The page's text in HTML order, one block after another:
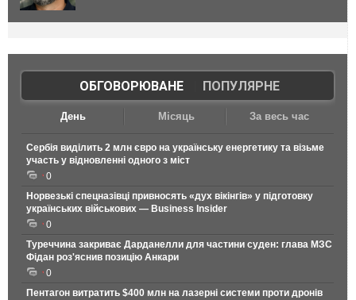
ОБГОВОРЮВАНЕ| ПОПУЛЯРНЕ
День Місяць За весь час
Сербія виділить 2 млн євро на українську енергетику та візьме
участь у відновленні одного з міст
0
Норвезькі спецназівці привносять «дух вікінгів» у підготовку
українських військових — Business Insider
0
Туреччина закриває Дарданелли для частини суден: глава МЗС
Фідан роз'яснив позицію Анкари
0
Пентагон витратить $400 млн на лазерні системи проти дронів